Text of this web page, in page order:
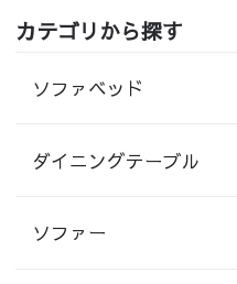
カテゴリから探す
ソファベッド
ダイニングテーブル
ソファー